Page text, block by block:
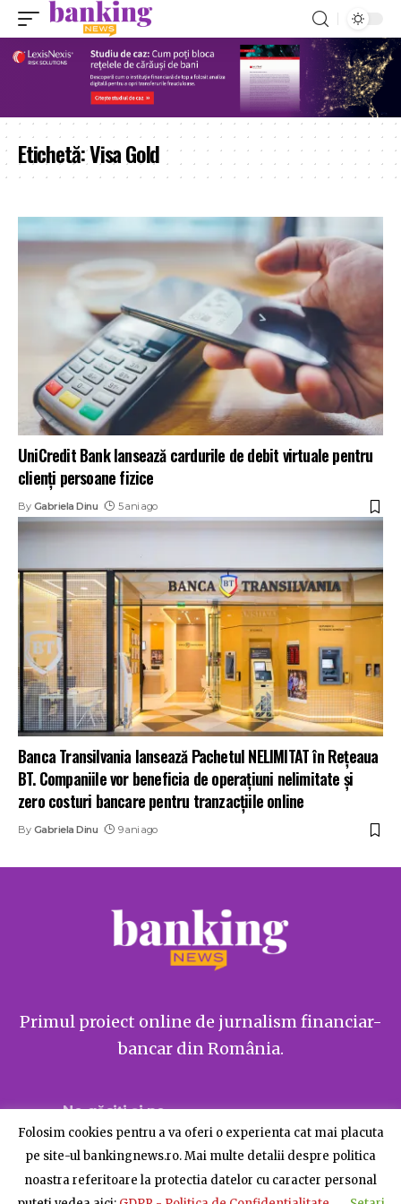
Etichetă:Visa Gold
UniCredit Bank lansează cardurile de debit virtuale pentru
clienți persoane fizice
By Gabriela Dinu 5 ani ago
Banca Transilvania lansează Pachetul NELIMITAT în Rețeaua
BT. Companiile vor beneficia de operațiuni nelimitate şi
zero costuri bancare pentru tranzacțiile online
By Gabriela Dinu 9 ani ago
Primul proiect online de jurnalism financiar-
bancar din România.
Ne găsiți și pe
Folosim cookies pentru a va oferi o experienta cat mai placuta
pe site-ul bankingnews.ro. Mai multe detalii despre politica
noastra referitoare la protectia datelor cu caracter personal